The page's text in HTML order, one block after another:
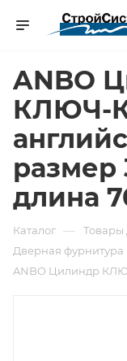
ANBO
КЛЮЧ-
размер
длина
Каталог — Товары
Дверная фурнитура
ANBO Цилиндр